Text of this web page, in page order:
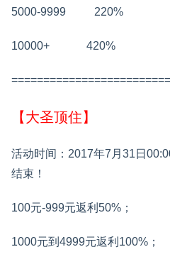
5000-9999 220%
10000+ 420%
【大圣顶住】
活动时间：2017年7月31日
结束！
100元-999元返利50%；
1000元到4999元返利100%；